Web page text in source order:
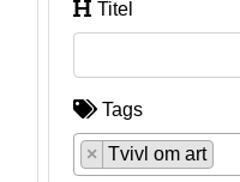
Titel
Tags
× Tvivl om art